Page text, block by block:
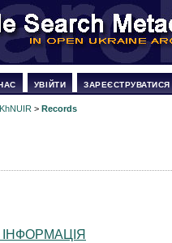
УВІЙТИ ЗАРЕЄСТРУВАТИСЯ
> Records